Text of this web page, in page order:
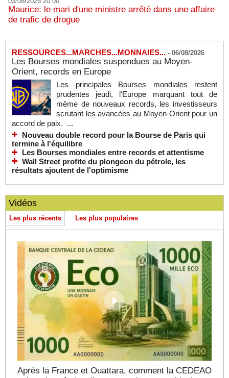
Maurice: le mari d'une ministre arrêté dans une affaire
de trafic de drogue
RESSOURCES...MARCHES...MONNAIES... - 06/08/2026
Les Bourses mondiales suspendues au Moyen-
Orient, records en Europe
Les principales Bourses mondiales restent
prudentes jeudi, l'Europe marquant tout de
même de nouveaux records, les investisseurs
scrutant les avancées au Moyen-Orient pour un
accord de paix. ...
Nouveau double record pour la Bourse de Paris qui
termine à l'équilibre
Les Bourses mondiales entre records et attentisme
Wall Street profite du plongeon du pétrole, les
résultats ajoutent de l'optimisme
Vidéos
Les plus récents Les plus populaires
Après la France et Ouattara, comment la CEDEAO